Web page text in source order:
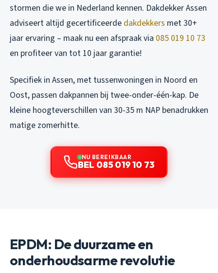
stormen die we in Nederland kennen. Dakdekker Assen
adviseert altijd gecertificeerde dakdekkers met 30+
jaar ervaring – maak nu een afspraak via 085 019 10 73
en profiteer van tot 10 jaar garantie!
Specifiek in Assen, met tussenwoningen in Noord en
Oost, passen dakpannen bij twee-onder-één-kap. De
kleine hoogteverschillen van 30-35 m NAP benadrukken
matige zomerhitte.
NU BEREIKBAAR
BEL 085 019 10 73
EPDM: De duurzame en
onderhoudsarme revolutie